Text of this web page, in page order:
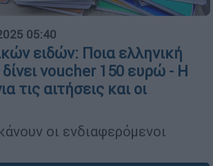
05:40
ειδών: Ποια ελληνική
voucher 150 ευρώ - Η
τις αιτήσεις και οι
οι ενδιαφερόμενοι